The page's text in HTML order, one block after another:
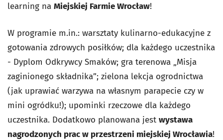
learning na Miejskiej Farmie Wrocław!
W programie m.in.: warsztaty kulinarno-edukacyjne z
gotowania zdrowych posiłków; dla każdego uczestnika
- Dyplom Odkrywcy Smaków; gra terenowa „Misja
zaginionego składnika”; zielona lekcja ogrodnictwa
(jak uprawiać warzywa na własnym parapecie czy w
mini ogródku!); upominki rzeczowe dla każdego
uczestnika. Dodatkowo planowana jest wystawa
nagrodzonych prac w przestrzeni miejskiej Wrocławia!